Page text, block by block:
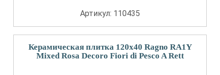
Артикул: 110435
Керамическая плитка 120x40 Ragno RA1Y
Mixed Rosa Decoro Fiori di Pesco A Rett